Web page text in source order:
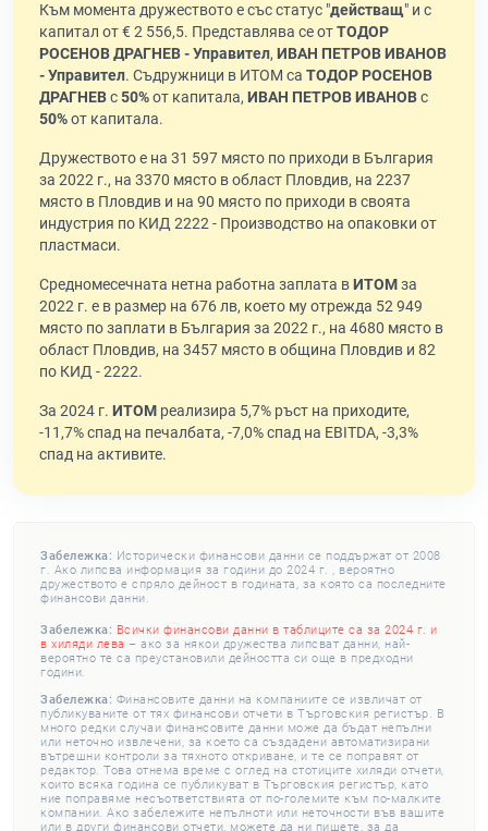
Към момента дружеството е със статус "действащ" и с
капитал от € 2 556,5. Представлява се отТОДОР
РОСЕНОВ ДРАГНЕВ - Управител, ИВАН ПЕТРОВ ИВАНОВ
- Управител. Съдружници в ИТОМ са ТОДОР РОСЕНОВ
ДРАГНЕВс50%от капитала, ИВАН ПЕТРОВ ИВАНОВс
50%от капитала.
Дружеството е на 31 597 място по приходи в България
за 2022 г., на 3370 място в област Пловдив, на 2237
място в Пловдив и на 90 място по приходи в своята
индустрия по КИД 2222 - Производство на опаковки от
пластмаси.
Средномесечната нетна работна заплата вИТОМза
2022 г. е в размер на 676 лв, което му отрежда 52 949
място по заплати в България за 2022 г., на 4680 място в
област Пловдив, на 3457 място в община Пловдив и 82
по КИД - 2222.
За 2024 г. ИТОМ реализира 5,7% ръст на приходите,
-11,7% спад на печалбата, -7,0% спад на EBITDA, -3,3%
спад на активите.
Забележка: Исторически финансови данни се поддържат от 2008
г. Ако липсва информация за години до 2024 г. , вероятно
дружеството е спряло дейност в годината, за която са последните
финансови данни.
Забележка: Всички финансови данни в таблиците са за 2024 г. и
в хиляди лева – ако за някои дружества липсват данни, най-
вероятно те са преустановили дейността си още в предходни
години.
Забележка: Финансовите данни на компаниите се извличат от
публикуваните от тях финансови отчети в Търговския регистър. В
много редки случаи финансовите данни може да бъдат непълни
или неточно извлечени, за което са създадени автоматизирани
вътрешни контроли за тяхното откриване, и те се поправят от
редактор. Това отнема време с оглед на стотиците хиляди отчети,
които всяка година се публикуват в Търговския регистър, като
ние поправяме несъответствията от по-големите към по-малките
компании. Ако забележите непълноти или неточности във вашите
или в други финансови отчети, можете да ни пишете, за да